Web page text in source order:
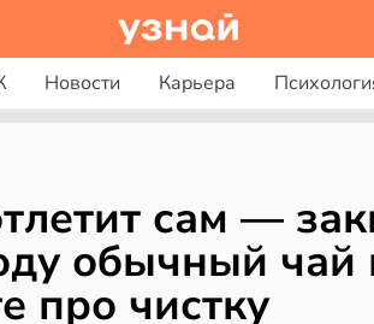
Новости Карьера
сам —
обычный чай
про чистку